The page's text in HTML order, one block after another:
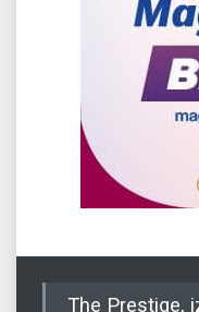
The Prestige,